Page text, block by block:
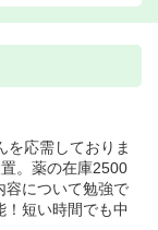
を応需しておりま
。薬の在庫2500
容について勉強で
！短い時間でも中